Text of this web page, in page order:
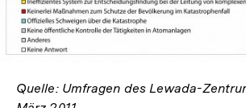
Quelle: Umfragen des Lewada-